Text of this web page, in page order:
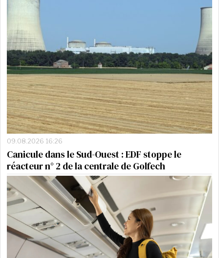
09.08.2026 16:26
Canicule dans le Sud-Ouest : EDF stoppe le
réacteur n° 2 de la centrale de Golfech